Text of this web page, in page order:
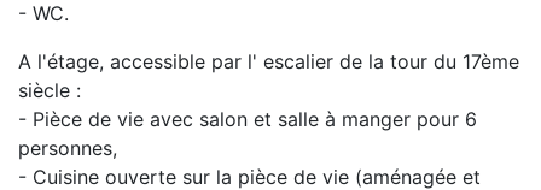
- WC.
A l'étage, accessible par l' escalier de la tour du 17ème
siècle :
- Pièce de vie avec salon et salle à manger pour 6
personnes,
- Cuisine ouverte sur la pièce de vie (aménagée et